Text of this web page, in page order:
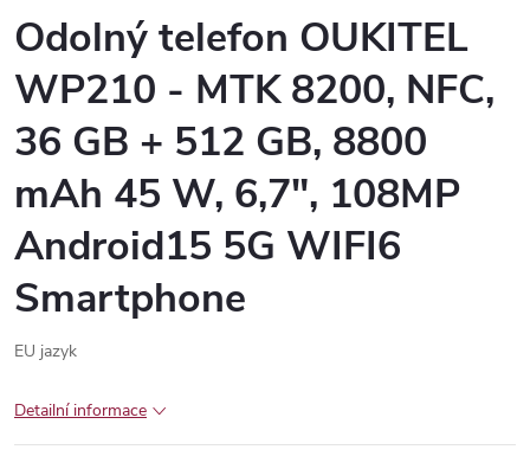
Odolný telefon OUKITEL
WP210 - MTK 8200, NFC,
36 GB + 512 GB, 8800
mAh 45 W, 6,7", 108MP
Android15 5G WIFI6
Smartphone
EU jazyk
Detailní informace